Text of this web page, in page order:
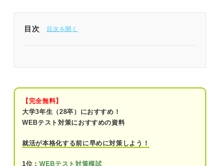
目次
CUBIC適性検査「英語」練習問題15問｜Webテス
トのプロによる解説付き！
問題1（難易度：★☆☆☆☆）
【完全無料】
大学3年生（28卒）におすすめ！
WEBテスト対策におすすめの資料
就活が本格化する前に早めに対策しよう！
1位： WEBテスト対策模試